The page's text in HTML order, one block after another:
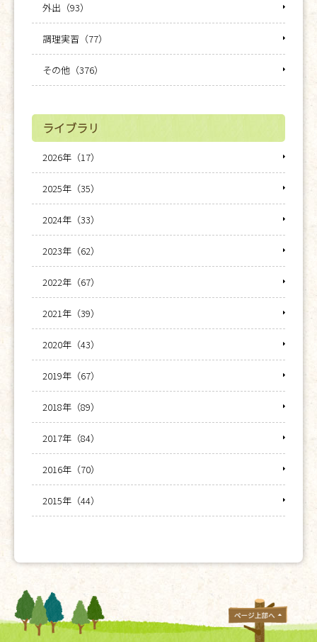
外出（93）
調理実習（77）
その他（376）
ライブラリ
2026年（17）
2025年（35）
2024年（33）
2023年（62）
2022年（67）
2021年（39）
2020年（43）
2019年（67）
2018年（89）
2017年（84）
2016年（70）
2015年（44）